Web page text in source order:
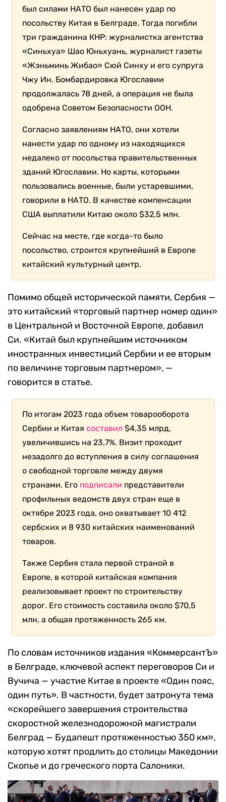
был силами НАТО был нанесен удар по
посольству Китая в Белграде. Тогда погибли
три гражданина КНР: журналистка агентства
«Синьхуа» Шао Юньхуань, журналист газеты
«Жэньминь Жибао» Сюй Синху и его супруга
Чжу Ин. Бомбардировка Югославии
продолжалась 78 дней, а операция не была
одобрена Советом Безопасности ООН.
Согласно заявлениям НАТО, они хотели
нанести удар по одному из находящихся
недалеко от посольства правительственных
зданий Югославии. Но карты, которыми
пользовались военные, были устаревшими,
говорили в НАТО. В качестве компенсации
США выплатили Китаю около $32,5 млн.
Сейчас на месте, где когда-то было
посольство, строится крупнейший в Европе
китайский культурный центр.
Помимо общей исторической памяти, Сербия —
это китайский «торговый партнер номер один»
в Центральной и Восточной Европе, добавил
Си. «Китай был крупнейшим источником
иностранных инвестиций Сербии и ее вторым
по величине торговым партнером», —
говорится в статье.
По итогам 2023 года объем товарооборота
Сербии и Китаясоставил $4,35 млрд,
увеличившись на 23,7%. Визит проходит
незадолго до вступления в силу соглашения
о свободной торговле между двумя
странами. Его подписали представители
профильных ведомств двух стран еще в
октябре 2023 года, оно охватывает 10 412
сербских и 8 930 китайских наименований
товаров.
Также Сербия стала первой страной в
Европе, в которой китайская компания
реализовывает проект по строительству
дорог. Его стоимость составила около $70,5
млн, а общая протяженность 265 км.
По словам источников издания «КоммерсантЪ»
в Белграде, ключевой аспект переговоров Си и
Вучича — участие Китае в проекте «Один пояс,
один путь». В частности, будет затронута тема
«скорейшего завершения строительства
скоростной железнодорожной магистрали
Белград — Будапешт протяженностью 350 км»,
которую хотят продлить до столицы Македонии
Скопье и до греческого порта Салоники.